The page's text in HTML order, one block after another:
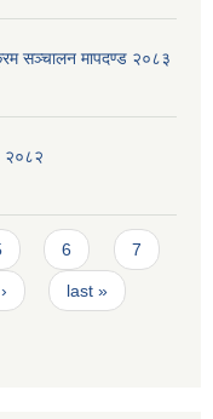
सञ्चालन मापदण्ड २०८३
२०८२
6 7
last »